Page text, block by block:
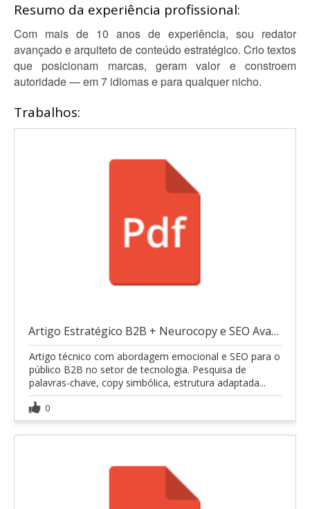
Resumo da experiência profissional:
Com mais de 10 anos de experiência, sou redator
avançado e arquiteto de conteúdo estratégico. Crio textos
que posicionam marcas, geram valor e constroem
autoridade — em 7 idiomas e para qualquer nicho.
Trabalhos:
Artigo Estratégico B2B + Neurocopy e SEO Avançado
Artigo técnico com abordagem emocional e SEO para o
público B2B no setor de tecnologia. Pesquisa de
palavras-chave, copy simbólica, estrutura adaptada...
0